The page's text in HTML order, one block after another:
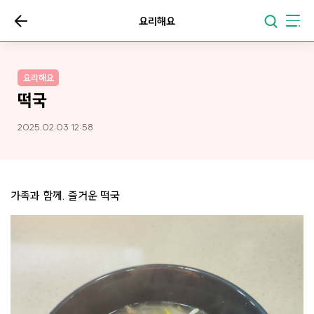
요리해요
요리해요
떡국
2025.02.03 12:58
가족과 함께. 즐거운 떡국